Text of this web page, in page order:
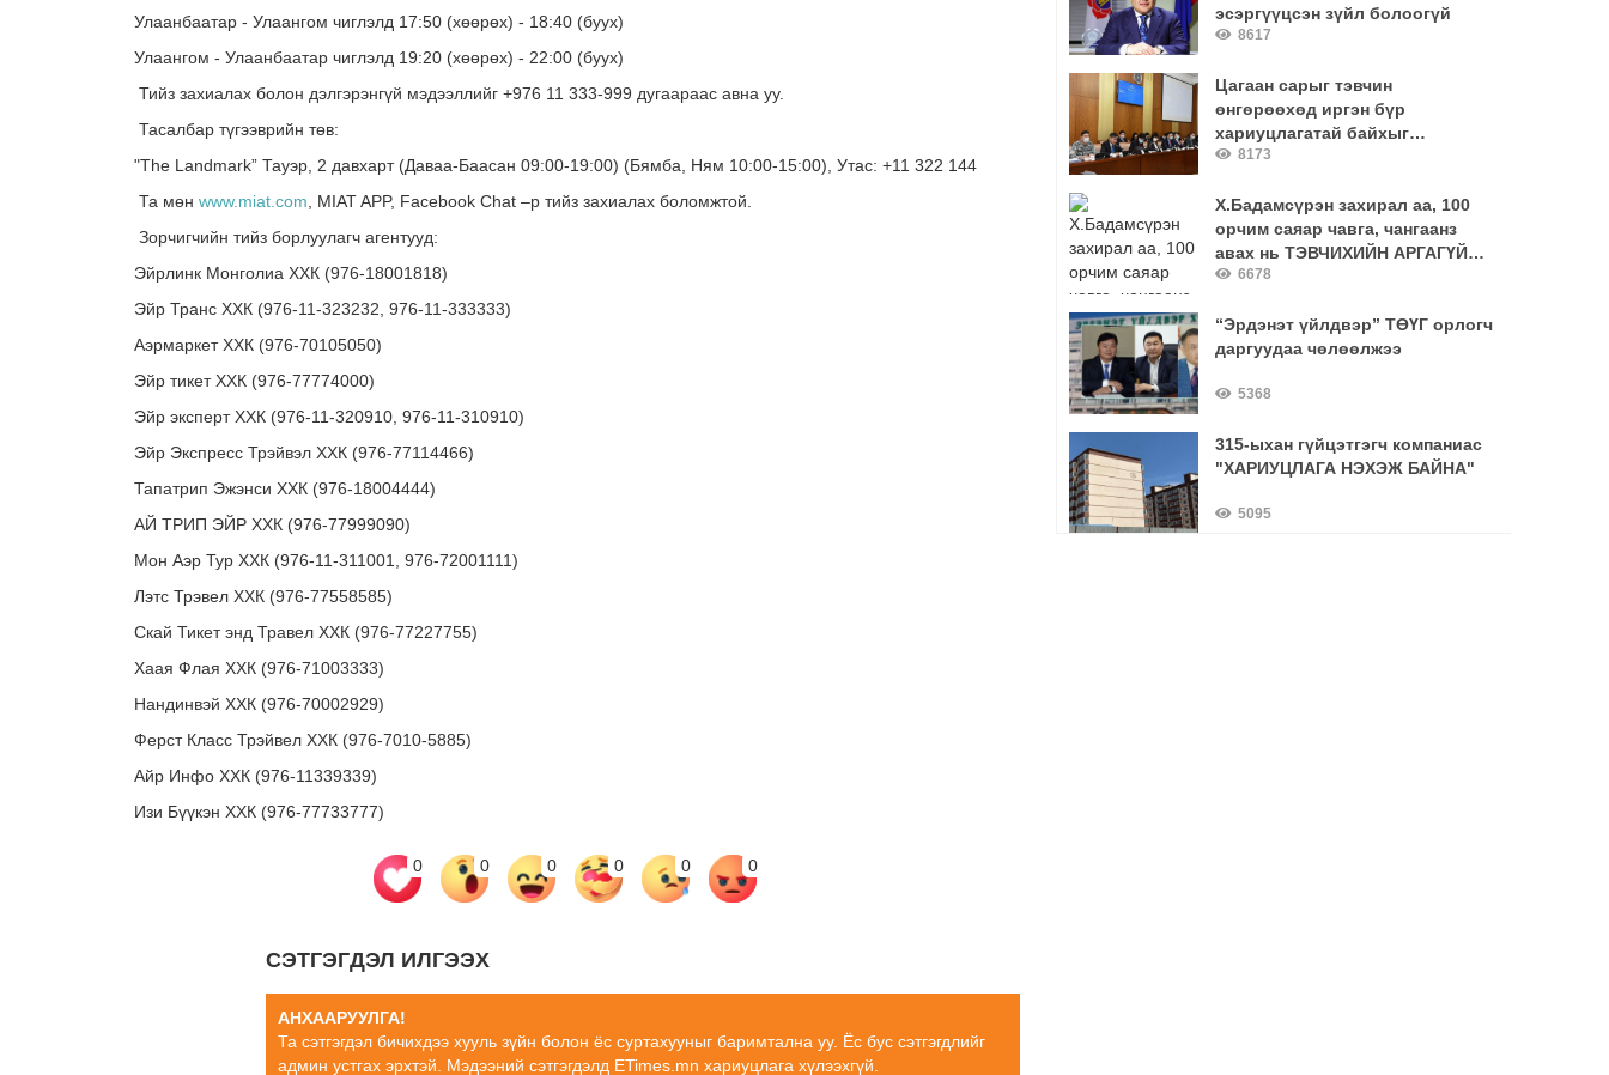
Улаанбаатар - Улаангом чиглэлд 17:50 (хөөрөх) - 18:40 (буух)
Улаангом - Улаанбаатар чиглэлд 19:20 (хөөрөх) - 22:00 (буух)
Тийз захиалах болон дэлгэрэнгүй мэдээллийг +976 11 333-999 дугаараас авна уу.
Тасалбар түгээврийн төв:
"The Landmark” Тауэр, 2 давхарт (Даваа-Баасан 09:00-19:00) (Бямба, Ням 10:00-15:00), Утас: +11 322 144
Та мөн www.miat.com , MIAT APP, Facebook Chat –р тийз захиалах боломжтой.
Зорчигчийн тийз борлуулагч агентууд:
Эйрлинк Монголиа ХХК (976-18001818)
Эйр Транс ХХК (976-11-323232, 976-11-333333)
Аэрмаркет ХХК (976-70105050)
Эйр тикет ХХК (976-77774000)
Эйр эксперт ХХК (976-11-320910, 976-11-310910)
Эйр Экспресс Трэйвэл ХХК (976-77114466)
Тапатрип Эжэнси ХХК (976-18004444)
АЙ ТРИП ЭЙР ХХК (976-77999090)
Мон Аэр Тур ХХК (976-11-311001, 976-72001111)
Лэтс Трэвел ХХК (976-77558585)
Скай Тикет энд Травел ХХК (976-77227755)
Хаая Флая ХХК (976-71003333)
Нандинвэй ХХК (976-70002929)
Ферст Класс Трэйвел ХХК (976-7010-5885)
Айр Инфо ХХК (976-11339339)
Изи Бүүкэн ХХК (976-77733777)
0 0 0 0 0 0
СЭТГЭГДЭЛ ИЛГЭЭХ
АНХААРУУЛГА!
Та сэтгэгдэл бичихдээ хууль зүйн болон ёс суртахууныг баримтална уу. Ёс бус сэтгэгдлийг
админ устгах эрхтэй. Мэдээний сэтгэгдэлд ETimes.mn хариуцлага хүлээхгүй.
эсэргүүцсэн зүйл болоогүй
8617
Цагаан сарыг тэвчин
өнгөрөөхөд иргэн бүр
хариуцлагатай байхыг
онцгойлон анхаарууллаа
8173
Х.Бадамсүрэн захирал аа, 100
орчим саяар чавга, чангаанз
авах нь ТЭВЧИХИЙН АРГАГҮЙ
зардал уу?
6678
“Эрдэнэт үйлдвэр” ТӨҮГ орлогч
даргуудаа чөлөөлжээ
5368
315-ыхан гүйцэтгэгч компаниас
"ХАРИУЦЛАГА НЭХЭЖ БАЙНА"
5095